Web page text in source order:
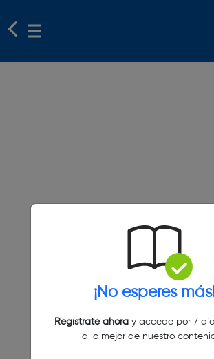
¡No esperes
Regístrate ahoray accede por 7
a lo mejor de nuestro